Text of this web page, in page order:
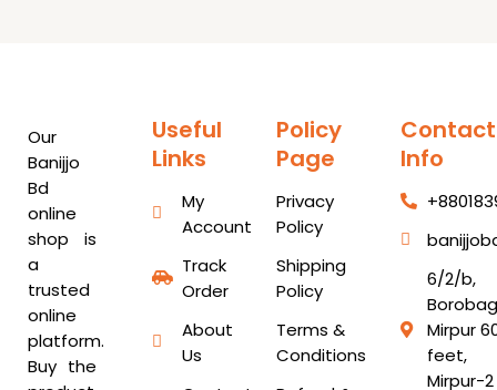
Our
Banijjo
Bd
online
shop is
a
trusted
online
platform.
Buy the
Useful
Links
My
Account
Track
Order
About
Us
Policy
Page
Privacy
Policy
Shipping
Policy
Terms &
Conditions
Contact
Info
6/2/b,
Mirpur
feet,
Mirpur-2